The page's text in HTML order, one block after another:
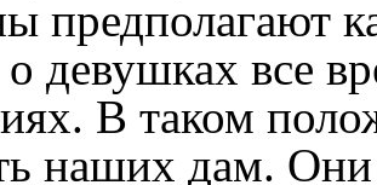
предполагают
о девушках все
В таком
наших дам. Они